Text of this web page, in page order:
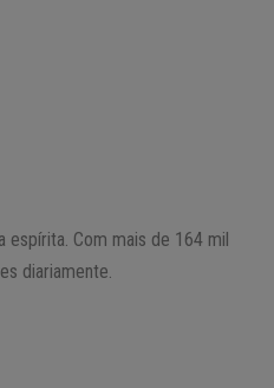
espírita. Com mais de 164 mil
diariamente.